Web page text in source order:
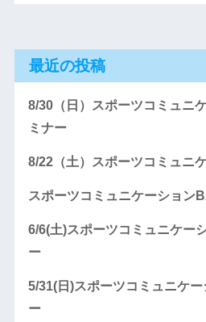
最近の投稿
8/30（日）スポーツコミュニ
ミナー
8/22（土）スポーツコミュニ
スポーツコミュニケーション
6/6(土)スポーツコミュニケー
ー
5/31(日)スポーツコミュニケ
ー